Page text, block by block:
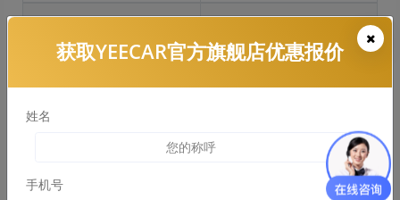
前保险杠 ￥4700.00
引擎盖 ￥4768.00
获取YEECAR官方旗舰店优惠报价
姓名
手机号